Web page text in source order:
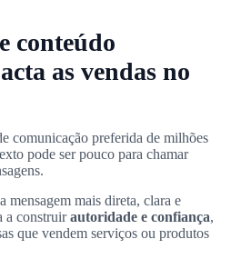
conteúdo
as vendas no
comunicação preferida de milhões
pode ser pouco para chamar
mensagem mais direta, clara e
a construirautoridade e confiança,
que vendem serviços ou produtos